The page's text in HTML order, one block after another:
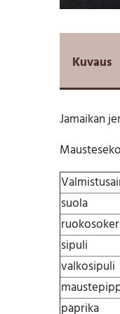
Kuvaus
Jamaikan
suola
sipuli
valkosipuli
paprika